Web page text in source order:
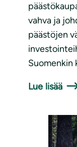
vahva ja
päästöjen
Suomenkin
Lue lisää